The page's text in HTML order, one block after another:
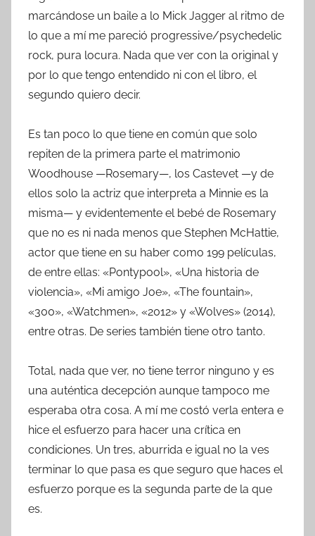
marcándose un baile a lo Mick Jagger al ritmo de
lo que a mí me pareció progressive/psychedelic
rock, pura locura. Nada que ver con la original y
por lo que tengo entendido ni con el libro, el
segundo quiero decir.
Es tan poco lo que tiene en común que solo
repiten de la primera parte el matrimonio
Woodhouse —Rosemary—, los Castevet —y de
ellos solo la actriz que interpreta a Minnie es la
misma— y evidentemente el bebé de Rosemary
que no es ni nada menos que Stephen McHattie,
actor que tiene en su haber como 199 películas,
de entre ellas: «Pontypool», «Una historia de
violencia», «Mi amigo Joe», «The fountain»,
«300», «Watchmen», «2012» y «Wolves» (2014),
entre otras. De series también tiene otro tanto.
Total, nada que ver, no tiene terror ninguno y es
una auténtica decepción aunque tampoco me
esperaba otra cosa. A mí me costó verla entera e
hice el esfuerzo para hacer una crítica en
condiciones. Un tres, aburrida e igual no la ves
terminar lo que pasa es que seguro que haces el
esfuerzo porque es la segunda parte de la que
es.